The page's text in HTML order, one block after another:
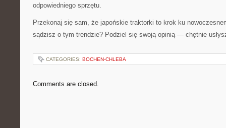
odpowiedniego sprzętu.
Przekonaj się sam, że japońskie traktorki to krok ku
sądzisz o tym trendzie? Podziel się swoją opinią — chętnie
CATEGORIES: BOCHEN-CHLEBA
Comments are closed.